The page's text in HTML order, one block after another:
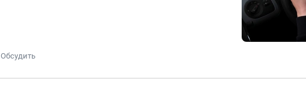
Обсудить